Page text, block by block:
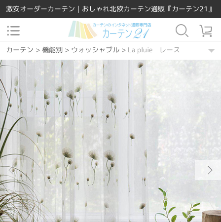
激安オーダーカーテン｜おしゃれ北欧カーテン通販『カーテン21』
カーテン > 機能別> ウォッシャブル> La pluie レース
カーテン>素材>ポリエステル>La pluie レース
カーテン
>デザインテイスト > >La pluie レース
カーテン
> 柄 >ボタニカル
La pluie レース
カーテン
柄>その他>
La pluie レース
カーテン > デザインテイスト>ナチュラル >
カーテン
> カラー > ブルー >
La pluie レース
カーテン>場所で選ぶ > リビング
La pluie レース
カーテン
> カーテンの種類> レースカーテン>
La pluie レース
カーテン> 場所で選ぶ> ダイニング・キッチン >La pluie レース
カーテン> 場所で選ぶ 和室 >La pluie レース
カーテン>
La pluie レース
カーテン>デザインテイスト >和風
La pluie レース
カーテン>カラー グリーン > La pluie レース